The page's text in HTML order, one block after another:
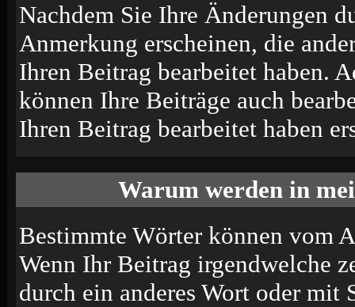
Nachdem Sie Ihre Änderungen
Anmerkung erscheinen, die
Ihren Beitrag bearbeitet haben.
können Ihre Beiträge auch
Ihren Beitrag bearbeitet haben
Warum werden in
Bestimmte Wörter können vom
Wenn Ihr Beitrag irgendwelche
durch ein anderes Wort oder mit